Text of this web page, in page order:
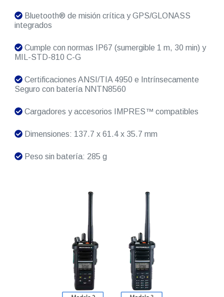
Bluetooth® de misión crítica y GPS/GLONASS
integrados
Cumple con normas IP67 (sumergible 1 m, 30 min) y
MIL-STD-810 C-G
Certificaciones ANSI/TIA 4950 e Intrínsecamente
Seguro con batería NNTN8560
Cargadores y accesorios IMPRES™ compatibles
Dimensiones: 137.7 x 61.4 x 35.7 mm
Peso sin batería: 285 g